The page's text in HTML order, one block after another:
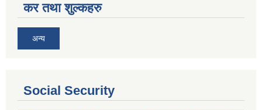
कर तथा शुल्कहरु
अन्य
Social Security